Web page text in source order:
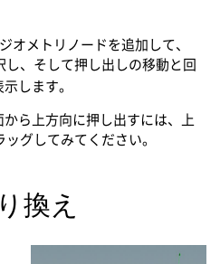
オメトリノードを追加して、
し、そして押し出しの移動と回
します。
ら上方向に押し出すには、上
グしてみてください。
換え